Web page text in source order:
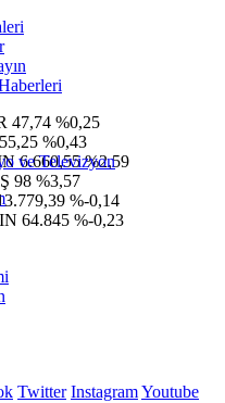
47,74 %0,25
55,25 %0,43
6.660,55 %2,59
98 %3,57
%-0,14
64.845 %-0,23
Twitter InstagramYoutube